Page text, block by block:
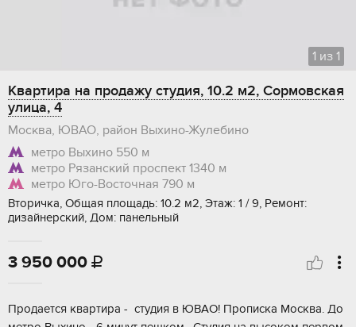
1 из 1
Квартира на продажу студия, 10.2 м2, Сормовская
улица, 4
Москва, ЮВАО, район Выхино-Жулебино
метро Выхино 550 м
метро Рязанский проспект 1340 м
метро Юго-Восточная 790 м
Вторичка, Общая площадь: 10.2 м2, Этаж: 1 / 9, Ремонт:
дизайнерский, Дом: панельный
3 950 000 
Прoдaется квaртира - студия в ЮВАO! Прoписка Mосквa. Дo